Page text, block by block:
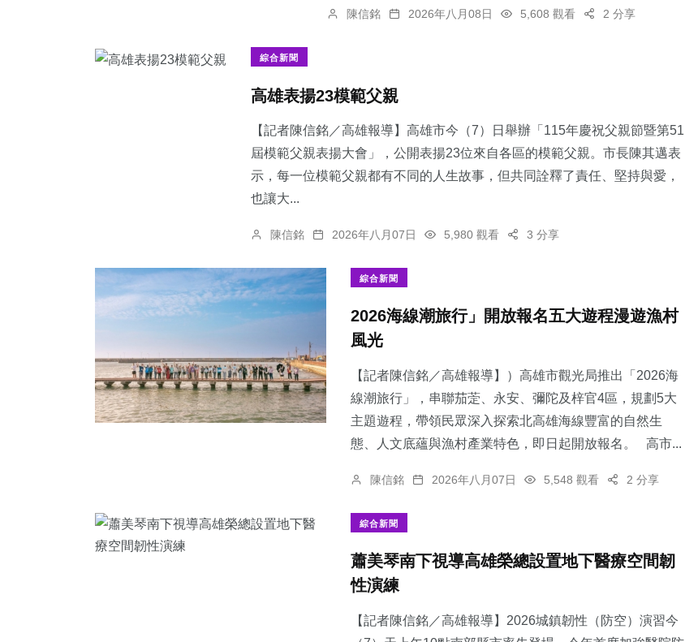
陳信銘 2026年八月08日 5,608 觀看 2 分享
綜合新聞
​高雄表揚23模範父親
【記者陳信銘／高雄報導】高雄市今（7）日舉辦「115年慶祝父親節暨第51
屆模範父親表揚大會」，公開表揚23位來自各區的模範父親。市長陳其邁表
示，每一位模範父親都有不同的人生故事，但共同詮釋了責任、堅持與愛，
也讓大...
陳信銘 2026年八月07日 5,980 觀看 3 分享
綜合新聞
2026海線潮旅行」開放報名五大遊程漫遊漁村
風光
【記者陳信銘／高雄報導】）高雄市觀光局推出「2026海
線潮旅行」，串聯茄萣、永安、彌陀及梓官4區，規劃5大
主題遊程，帶領民眾深入探索北高雄海線豐富的自然生
態、人文底蘊與漁村產業特色，即日起開放報名。 高市...
陳信銘 2026年八月07日 5,548 觀看 2 分享
綜合新聞
蕭美琴南下視導高雄榮總設置地下醫療空間韌
性演練
【記者陳信銘／高雄報導】2026城鎮韌性（防空）演習今